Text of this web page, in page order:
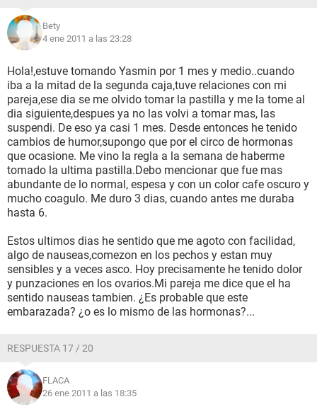
Bety
4 ene 2011 a las 23:28
Hola!,estuve tomando Yasmin por 1 mes y medio..cuando
iba a la mitad de la segunda caja,tuve relaciones con mi
pareja,ese dia se me olvido tomar la pastilla y me la tome al
dia siguiente,despues ya no las volvi a tomar mas, las
suspendi. De eso ya casi 1 mes. Desde entonces he tenido
cambios de humor,supongo que por el circo de hormonas
que ocasione. Me vino la regla a la semana de haberme
tomado la ultima pastilla.Debo mencionar que fue mas
abundante de lo normal, espesa y con un color cafe oscuro y
mucho coagulo. Me duro 3 dias, cuando antes me duraba
hasta 6.
Estos ultimos dias he sentido que me agoto con facilidad,
algo de nauseas,comezon en los pechos y estan muy
sensibles y a veces asco. Hoy precisamente he tenido dolor
y punzaciones en los ovarios.Mi pareja me dice que el ha
sentido nauseas tambien. ¿Es probable que este
embarazada? ¿o es lo mismo de las hormonas?...
RESPUESTA 17 / 20
FLACA
26 ene 2011 a las 18:35